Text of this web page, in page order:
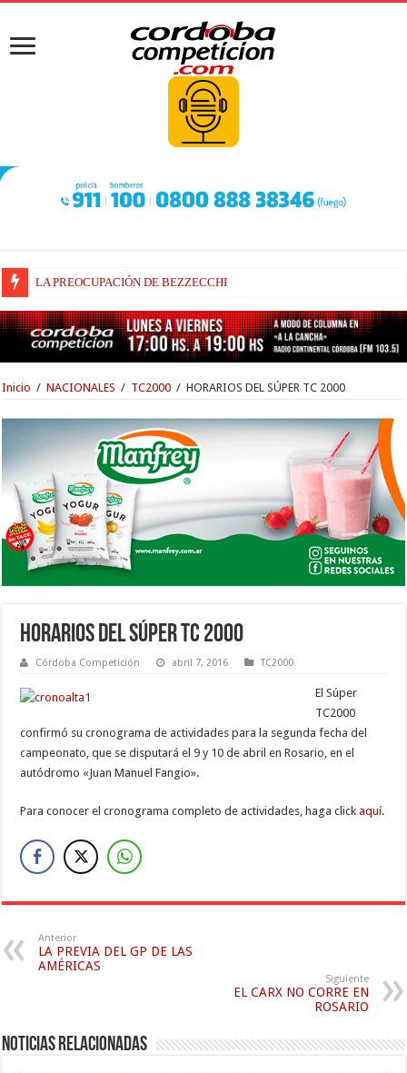
LA PREOCUPACIÓN DE BEZZECCHI
BEZZECCHI, RECUPERADO Y VELOZ
Inicio / NACIONALES / TC2000 / HORARIOS DEL SÚPER TC 2000
HORARIOS DEL SÚPER TC 2000
Córdoba Competición abril 7, 2016 TC2000
El Súper
TC2000
confirmó su cronograma de actividades para la segunda fecha del
campeonato, que se disputará el 9 y 10 de abril en Rosario, en el
autódromo «Juan Manuel Fangio».
Para conocer el cronograma completo de actividades, haga clickaquí.
Anterior
LA PREVIA DEL GP DE LAS
AMÉRICAS
Siguiente
EL CARX NO CORRE EN
ROSARIO
Noticias relacionadas